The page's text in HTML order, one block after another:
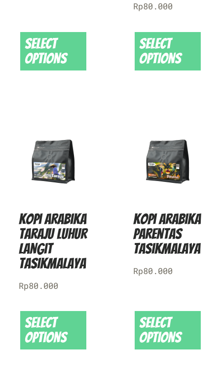
Select
options
Rp80.000
Select
options
Kopi Arabika
Taraju Luhur
Langit
Tasikmalaya
Rp80.000
Select
options
Kopi Arabika
Parentas
Tasikmalaya
Rp80.000
Select
options